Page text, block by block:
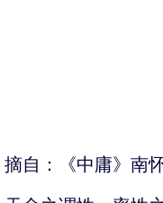
摘自：《中庸》南